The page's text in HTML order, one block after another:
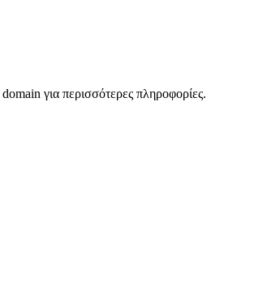
για περισσότερες πληροφορίες.